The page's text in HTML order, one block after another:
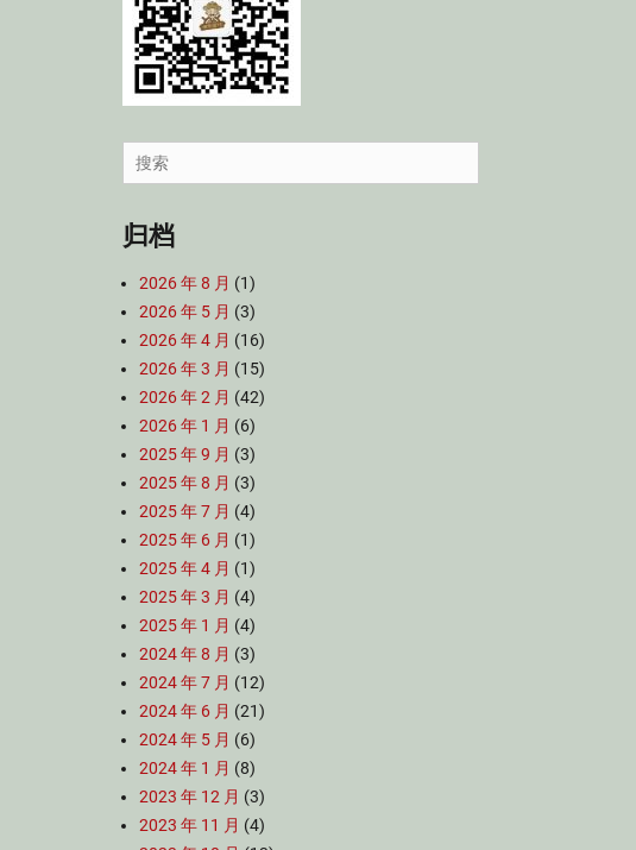
Search
for:
归档
2026 年 8 月 (1)
2026 年 5 月 (3)
2026 年 4 月 (16)
2026 年 3 月 (15)
2026 年 2 月 (42)
2026 年 1 月 (6)
2025 年 9 月 (3)
2025 年 8 月 (3)
2025 年 7 月 (4)
2025 年 6 月 (1)
2025 年 4 月 (1)
2025 年 3 月 (4)
2025 年 1 月 (4)
2024 年 8 月 (3)
2024 年 7 月 (12)
2024 年 6 月 (21)
2024 年 5 月 (6)
2024 年 1 月 (8)
2023 年 12 月 (3)
2023 年 11 月 (4)